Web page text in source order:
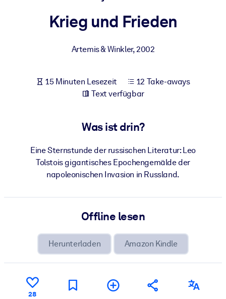
Bauen Sie eine gesunde und resiliente Belegschaft auf.
Integrieren Sie kompaktes, verifiziertes Wissen in Ihr LMS/LXP für
bessere Lernergebnisse.
Bereichern Sie Ihre Unternehmensbibliothek mit
Für KI-Systeme
Nutzen Sie verlässliches, strukturiertes Wissen, um die Ergebnisse
Krieg und Frieden
Artemis & Winkler,2002
15 Minuten Lesezeit
12 Take-aways
Text verfügbar
Was ist drin?
Eine Sternstunde der russischen Literatur: Leo
Tolstois gigantisches Epochengemälde der
napoleonischen Invasion in Russland.
Offline lesen
Herunterladen Amazon Kindle
28